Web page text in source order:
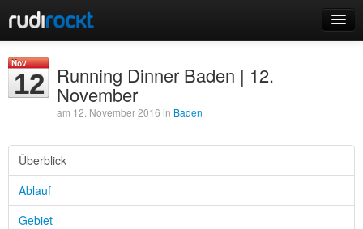
Events
Login
Registrieren
Nov
12 Running Dinner Baden | 12.
November
am 12. November 2016 in Baden
Überblick
Ablauf
Gebiet